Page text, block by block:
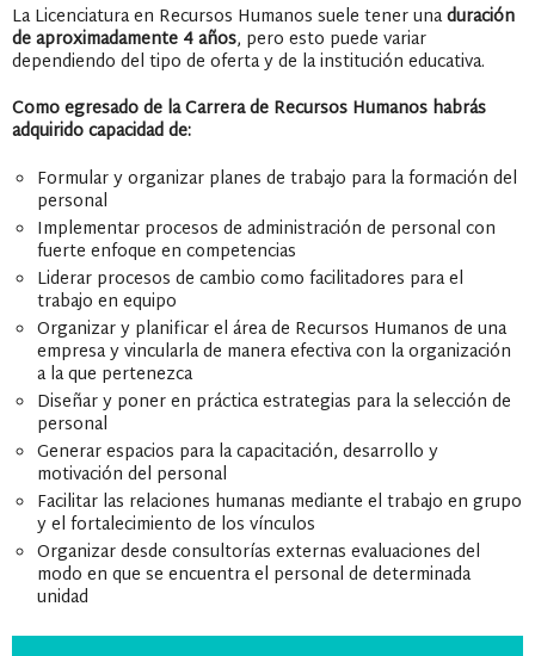
La Licenciatura en Recursos Humanos suele tener unaduración
de aproximadamente 4 años, pero esto puede variar
dependiendo del tipo de oferta y de la institución educativa.
Como egresado de la Carrera de Recursos Humanos habrás
adquirido capacidad de:
Formular y organizar planes de trabajo para la formación del
personal
Implementar procesos de administración de personal con
fuerte enfoque en competencias
Liderar procesos de cambio como facilitadores para el
trabajo en equipo
Organizar y planificar el área de Recursos Humanos de una
empresa y vincularla de manera efectiva con la organización
a la que pertenezca
Diseñar y poner en práctica estrategias para la selección de
personal
Generar espacios para la capacitación, desarrollo y
motivación del personal
Facilitar las relaciones humanas mediante el trabajo en grupo
y el fortalecimiento de los vínculos
Organizar desde consultorías externas evaluaciones del
modo en que se encuentra el personal de determinada
unidad